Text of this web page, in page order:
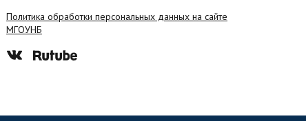
Политика обработки персональных данных на сайте
МГОУНБ